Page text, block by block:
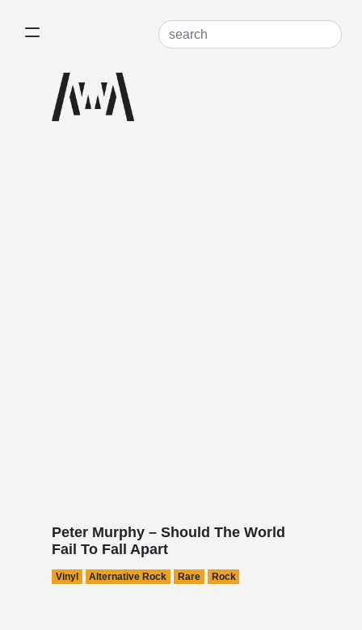
Peter Murphy – Should The World
Fail To Fall Apart
Vinyl Alternative Rock Rare Rock